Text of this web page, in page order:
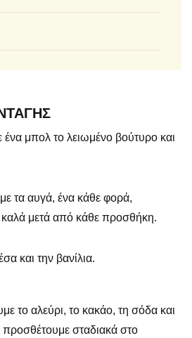
μπολ το λειωμένο βούτυρο και
τα αυγά, ένα κάθε φορά,
μετά από κάθε προσθήκη.
και την βανίλια.
το αλεύρι, το κακάο, τη σόδα και
προσθέτουμε σταδιακά στο